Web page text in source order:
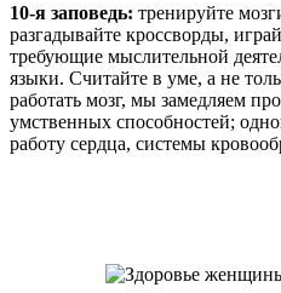
10-я заповедь: тренируйте
разгадывайте кроссворды,
требующие мыслительной
языки. Считайте в уме, а не
работать мозг, мы замедляем
умственных способностей;
работу сердца, системы